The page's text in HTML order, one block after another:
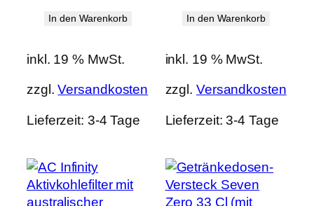
In den Warenkorb
inkl. 19 % MwSt.
zzgl.Versandkosten
Lieferzeit: 3-4 Tage
In den Warenkorb
inkl. 19 % MwSt.
zzgl. Versandkosten
Lieferzeit:3-4 Tage